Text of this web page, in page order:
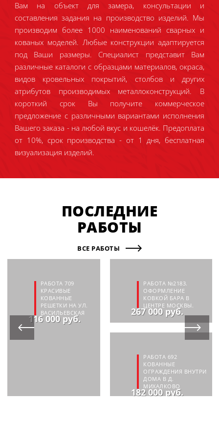
Вам на объект для замера, консультации и
составления задания на производство изделий. Мы
производим более 1000 наименований сварных и
кованых моделей. Любые конструкции адаптируется
под Ваши размеры. Специалист представит Вам
различные каталоги с образцами материалов, окраса,
видов кровельных покрытий, столбов и других
атрибутов производимых металлоконструкций. В
короткий срок Вы получите коммерческое
предложение с различными вариантами исполнения
Вашего заказа - на любой вкус и кошелёк. Предоплата
от 10%, срок производства - от 1 дня, бесплатная
визуализация изделий.
ПОСЛЕДНИЕ
РАБОТЫ
ВСЕ РАБОТЫ
РАБОТА 709
КРАСИВЫЕ
КОВАННЫЕ
РЕШЕТКИ НА УЛ.
ВАСИЛЬЕВСКАЯ
116 000 руб.
РАБОТА №2183.
ОФОРМЛЕНИЕ
КОВКОЙ БАРА В
ЦЕНТРЕ МОСКВЫ.
267 000 руб.
РАБОТА 692
КОВАННЫЕ
ОГРАЖДЕНИЯ ВНУТРИ
ДОМА В Д.
МИХАЛКОВО
182 000 руб.